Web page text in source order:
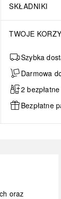
SKŁADNIKI
TWOJE
Szybka
Darmowa
2
Bezpłatne
oraz